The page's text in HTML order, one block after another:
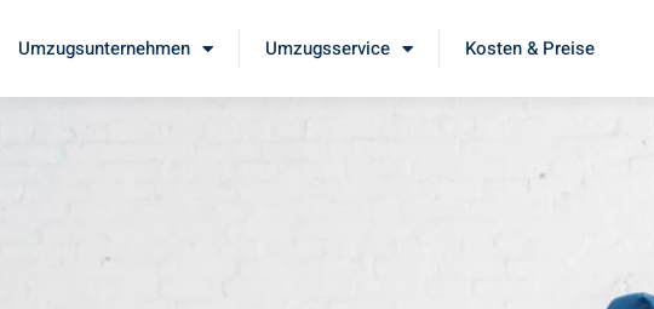
Umzugsunternehmen Umzugsservice Kosten & Preise